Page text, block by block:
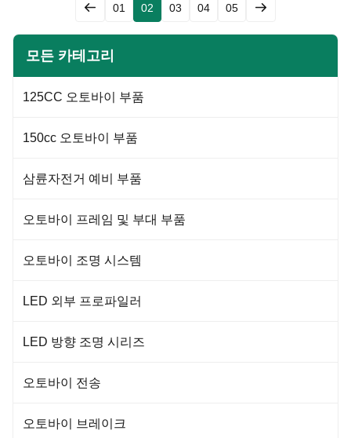
01 02 03 04 05
모든 카테고리
125CC 오토바이 부품
150cc 오토바이 부품
삼륜자전거 예비 부품
오토바이 프레임 및 부대 부품
오토바이 조명 시스템
LED 외부 프로파일러
LED 방향 조명 시리즈
오토바이 전송
오토바이 브레이크